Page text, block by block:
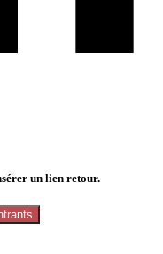
un lien retour.